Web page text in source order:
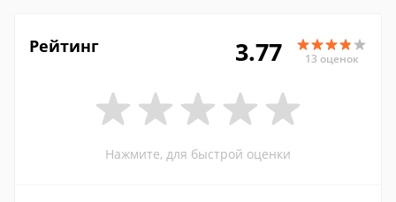
Рейтинг 3.77 13 оценок
Нажмите, для быстрой оценки